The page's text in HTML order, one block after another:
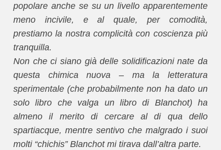
popolare anche se su un livello apparentemente
meno incivile, e al quale, per comodità,
prestiamo la nostra complicità con coscienza più
tranquilla.
Non che ci siano già delle solidificazioni nate da
questa chimica nuova – ma la letteratura
sperimentale (che probabilmente non ha dato un
solo libro che valga un libro di Blanchot) ha
almeno il merito di cercare al di qua dello
spartiacque, mentre sentivo che malgrado i suoi
molti “chichis” Blanchot mi tirava dall’altra parte.